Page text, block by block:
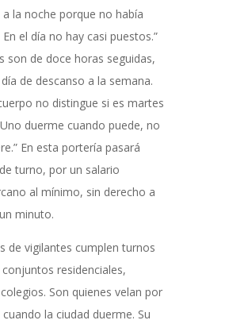
la noche porque no había
el día no hay casi puestos.”
son de doce horas seguidas,
de descanso a la semana.
no distingue si es martes
duerme cuando puede, no
En esta portería pasará
turno, por un salario
al mínimo, sin derecho a
minuto.
de vigilantes cumplen turnos
residenciales,
Son quienes velan por
la ciudad duerme. Su